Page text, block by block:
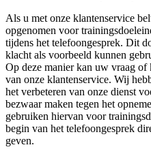
Als u met onze klantenservice
opgenomen voor
tijdens het telefoongesprek. Dit
klacht als voorbeeld kunnen
Op deze manier kan uw vraag of
van onze klantenservice. Wij
het verbeteren van onze dienst
bezwaar maken tegen het
gebruiken hiervan voor
begin van het telefoongesprek
geven.